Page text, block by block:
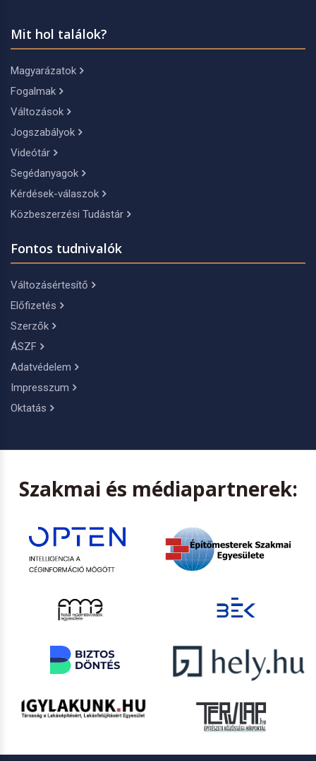
Mit hol találok?
Magyarázatok
Fogalmak
Változások
Jogszabályok
Videótár
Segédanyagok
Kérdések-válaszok
Közbeszerzési Tudástár
Fontos tudnivalók
Változásértesítő
Előfizetés
Szerzők
ÁSZF
Adatvédelem
Impresszum
Oktatás
Szakmai és médiapartnerek: